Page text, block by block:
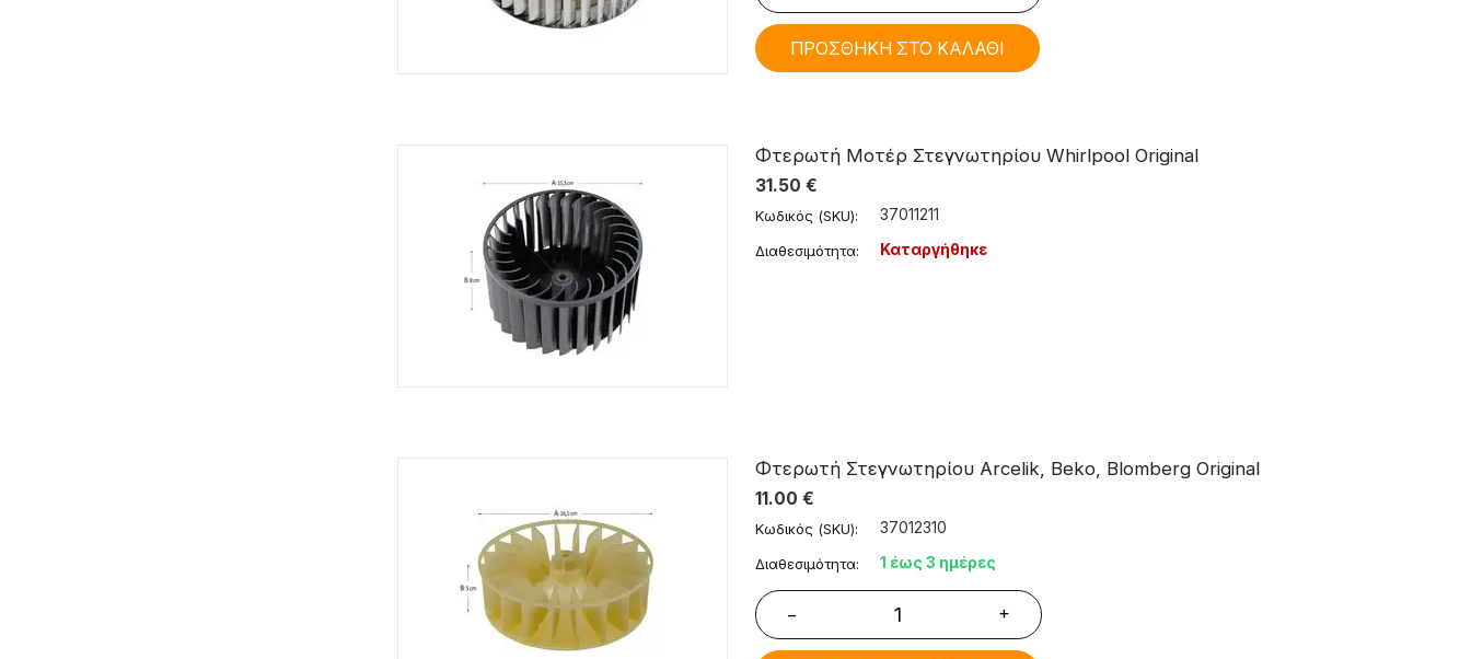
ΠΡΟΣΘΗΚΗ ΣΤΟ ΚΑΛΑΘΙ
Φτερωτή Μοτέρ Στεγνωτηρίου Whirlpool Original
31.50 €
Κωδικός (SKU): 37011211
Διαθεσιμότητα: Καταργήθηκε
Φτερωτή Στεγνωτηρίου Arcelik, Beko, Blomberg Original
11.00 €
Κωδικός (SKU): 37012310
Διαθεσιμότητα: 1 έως 3 ημέρες
− +